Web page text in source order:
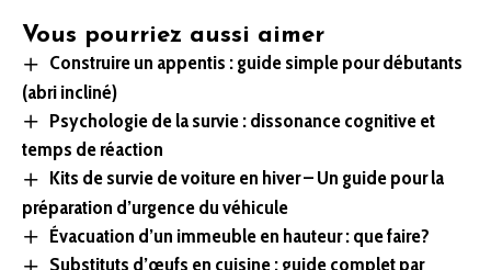
Vous pourriez aussi aimer
Construire un appentis : guide simple pour débutants
(abri incliné)
Psychologie de la survie : dissonance cognitive et
temps de réaction
Kits de survie de voiture en hiver – Un guide pour la
préparation d’urgence du véhicule
Évacuation d’un immeuble en hauteur : que faire?
Substituts d’œufs en cuisine : guide complet par